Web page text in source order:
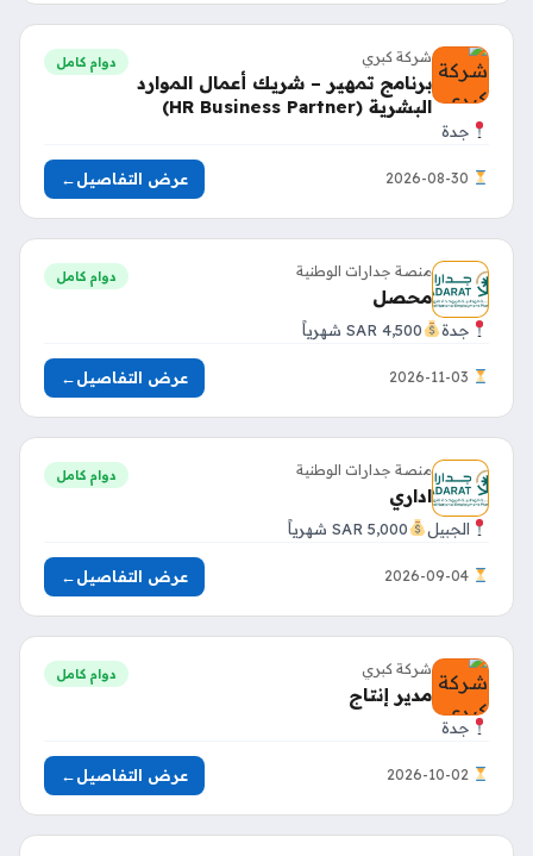
شركة كبري
برنامج تمهير – شريك أعمال الموارد
البشرية (HR Business Partner)
دوام كامل
جدة
عرض التفاصيل←
منصة جدارات الوطنية
محصل
دوام كامل
جدة 4,500 SAR شهرياً
عرض التفاصيل←
منصة جدارات الوطنية
اداري
دوام كامل
الجبيل 5,000 SAR شهرياً
عرض التفاصيل←
شركة كبري
مدير إنتاج
دوام كامل
جدة
عرض التفاصيل←